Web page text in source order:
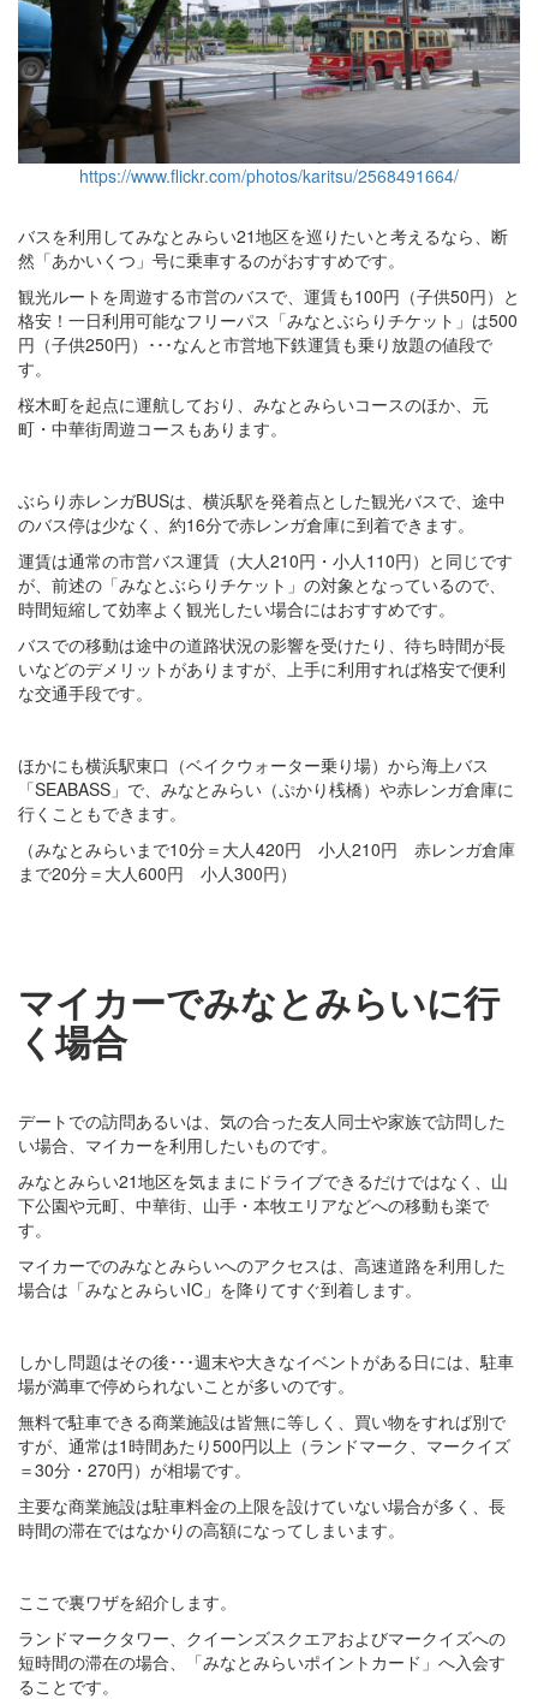
https://www.flickr.com/photos/karitsu/2568491664/
バスを利用してみなとみらい21地区を巡りたいと考えるなら、断
然「あかいくつ」号に乗車するのがおすすめです。
観光ルートを周遊する市営のバスで、運賃も100円（子供50円）と
格安！一日利用可能なフリーパス「みなとぶらりチケット」は500
円（子供250円）･･･なんと市営地下鉄運賃も乗り放題の値段で
す。
桜木町を起点に運航しており、みなとみらいコースのほか、元
町・中華街周遊コースもあります。
ぶらり赤レンガBUSは、横浜駅を発着点とした観光バスで、途中
のバス停は少なく、約16分で赤レンガ倉庫に到着できます。
運賃は通常の市営バス運賃（大人210円・小人110円）と同じです
が、前述の「みなとぶらりチケット」の対象となっているので、
時間短縮して効率よく観光したい場合にはおすすめです。
バスでの移動は途中の道路状況の影響を受けたり、待ち時間が長
いなどのデメリットがありますが、上手に利用すれば格安で便利
な交通手段です。
ほかにも横浜駅東口（ベイクウォーター乗り場）から海上バス
「SEABASS」で、みなとみらい（ぷかり桟橋）や赤レンガ倉庫に
行くこともできます。
（みなとみらいまで10分＝大人420円 小人210円 赤レンガ倉庫
まで20分＝大人600円 小人300円）
マイカーでみなとみらいに行
く場合
デートでの訪問あるいは、気の合った友人同士や家族で訪問した
い場合、マイカーを利用したいものです。
みなとみらい21地区を気ままにドライブできるだけではなく、山
下公園や元町、中華街、山手・本牧エリアなどへの移動も楽で
す。
マイカーでのみなとみらいへのアクセスは、高速道路を利用した
場合は「みなとみらいIC」を降りてすぐ到着します。
しかし問題はその後･･･週末や大きなイベントがある日には、駐車
場が満車で停められないことが多いのです。
無料で駐車できる商業施設は皆無に等しく、買い物をすれば別で
すが、通常は1時間あたり500円以上（ランドマーク、マークイズ
＝30分・270円）が相場です。
主要な商業施設は駐車料金の上限を設けていない場合が多く、長
時間の滞在ではなかりの高額になってしまいます。
ここで裏ワザを紹介します。
ランドマークタワー、クイーンズスクエアおよびマークイズへの
短時間の滞在の場合、「みなとみらいポイントカード」へ入会す
ることです。